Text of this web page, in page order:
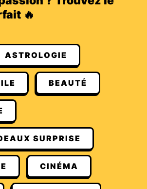
🔥
ASTROLOGIE
BEAUTÉ
SURPRISE
CINÉMA